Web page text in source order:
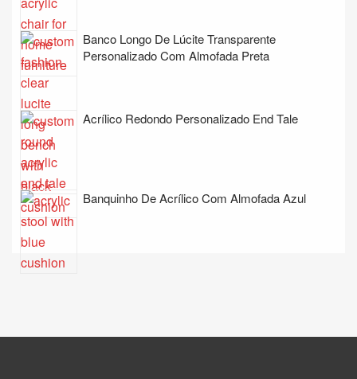
Banco Longo De Lúcite Transparente
Personalizado Com Almofada Preta
Acrílico Redondo Personalizado End Tale
Banquinho De Acrílico Com Almofada Azul